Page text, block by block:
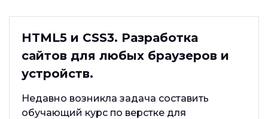
HTML5 и CSS3. Разработка
сайтов для любых браузеров и
устройств.
Недавно возникла задача составить
обучающий курс по верстке для